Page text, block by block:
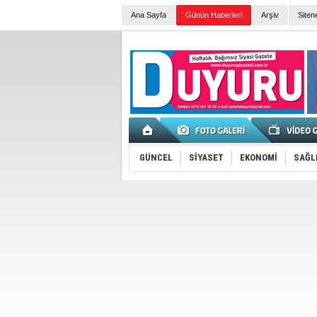
Ana Sayfa Günün Haberleri Arşiv
GÜNCEL SİYASET EKONOMİ